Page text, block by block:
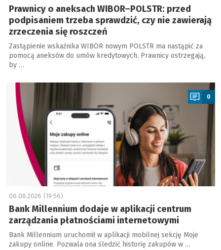
Prawnicy o aneksach WIBOR–POLSTR: przed
podpisaniem trzeba sprawdzić, czy nie zawierają
zrzeczenia się roszczeń
Zastąpienie wskaźnika WIBOR nowym POLSTR ma nastąpić za
pomocą aneksów do umów kredytowych. Prawnicy ostrzegają,
by …
0
06.08.2026 (19:56)
Bank Millennium dodaje w aplikacji centrum
zarządzania płatnościami internetowymi
Bank Millennium uruchomił w aplikacji mobilnej sekcję Moje
zakupy online. Pozwala ona śledzić historię zakupów w …